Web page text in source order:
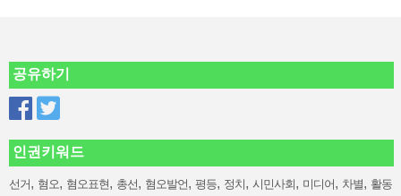
공유하기
인권키워드
선거, 혐오, 혐오표현, 총선, 혐오발언, 평등, 정치, 시민사회, 미디어, 차별, 활동